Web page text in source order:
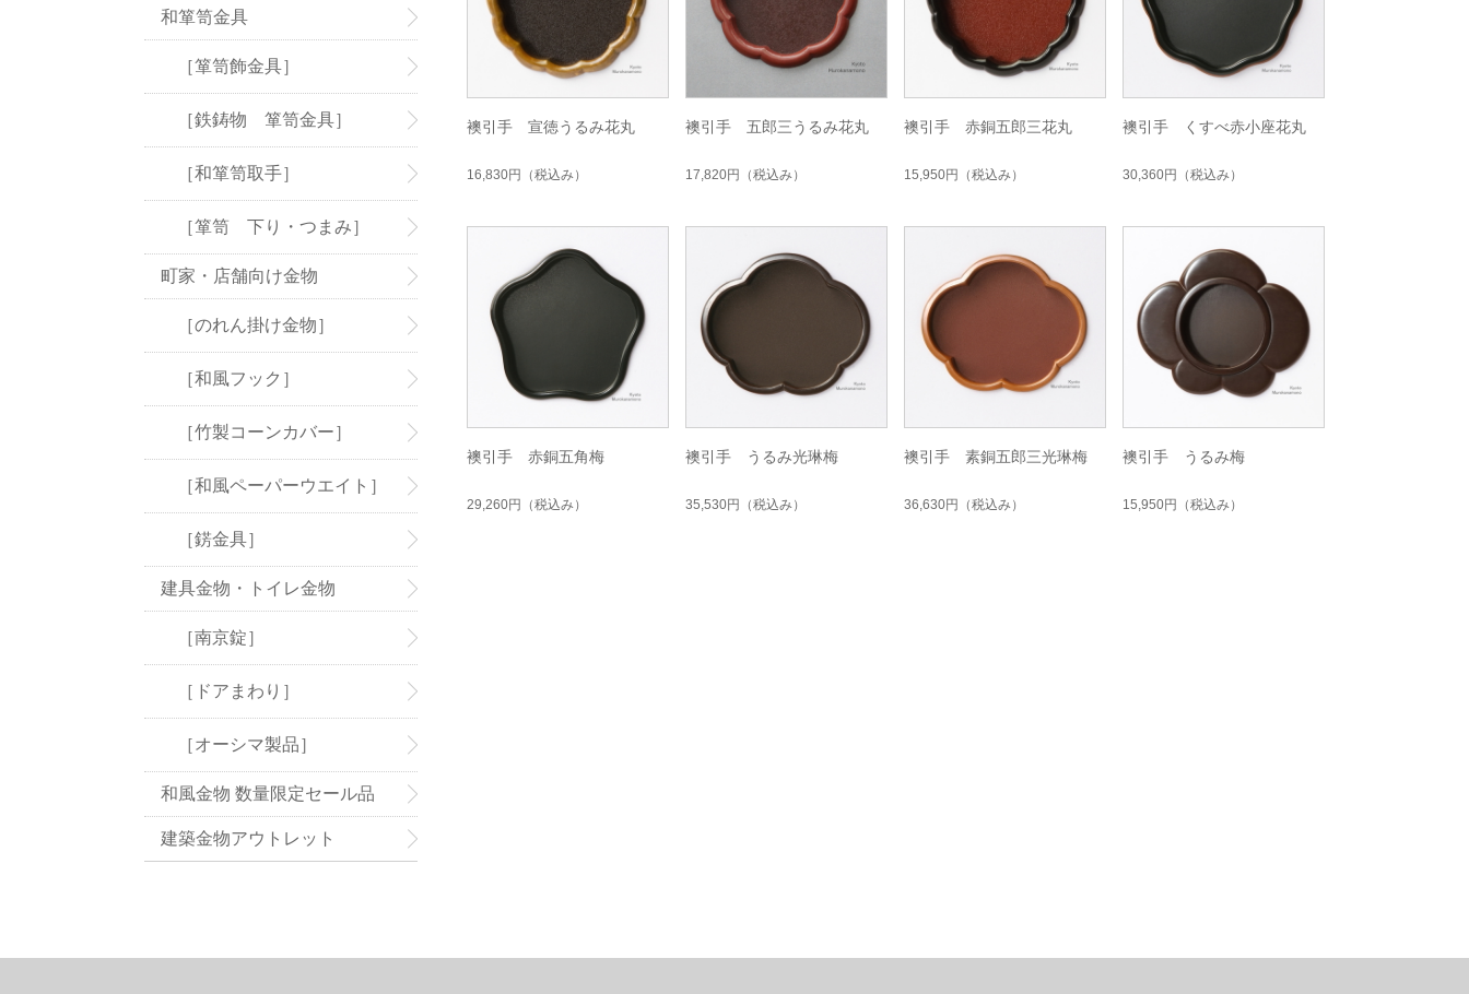
襖引手 宣徳うるみ花丸
16,830円 （税込み）
襖引手 五郎三うるみ花丸
17,820円 （税込み）
襖引手 赤銅五郎三花丸
15,950円 （税込み）
襖引手 くすべ赤小座花丸
30,360円 （税込み）
襖引手 赤銅五角梅
29,260円 （税込み）
襖引手 うるみ光琳梅
35,530円 （税込み）
襖引手 素銅五郎三光琳梅
36,630円 （税込み）
襖引手 うるみ梅
15,950円 （税込み）
和箪笥金具
［箪笥飾金具］
［鉄鋳物 箪笥金具］
［和箪笥取手］
［箪笥 下り・つまみ］
町家・店舗向け金物
［のれん掛け金物］
［和風フック］
［竹製コーンカバー］
［和風ペーパーウエイト］
［錺金具］
建具金物・トイレ金物
［南京錠］
［ドアまわり］
［オーシマ製品］
和風金物 数量限定セール品
建築金物アウトレット